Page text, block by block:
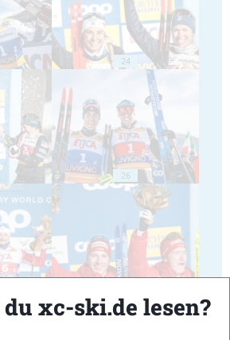
24
26
xc-ski.de lesen?